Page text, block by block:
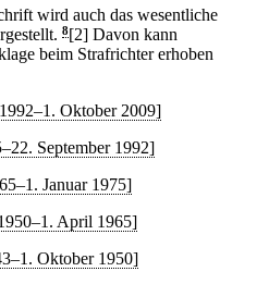
wird auch das wesentliche
8[2] Davon kann
beim Strafrichter erhoben
Oktober 2009]
September 1992]
Januar 1975]
April 1965]
Oktober 1950]